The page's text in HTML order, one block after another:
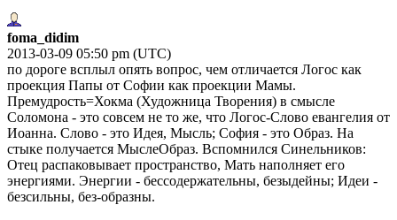
foma_didim
2013-03-09 05:50 pm (UTC)
по дороге всплыл опять вопрос, чем отличается Логос как
проекция Папы от Софии как проекции Мамы.
Премудрость=Хокма (Художница Творения) в смысле
Соломона - это совсем не то же, что Логос-Слово евангелия от
Иоанна. Слово - это Идея, Мысль; София - это Образ. На
стыке получается МыслеОбраз. Вспомнился Синельников:
Отец распаковывает пространство, Мать наполняет его
энергиями. Энергии - бессодержательны, безыдейны; Идеи -
безсильны, без-образны.